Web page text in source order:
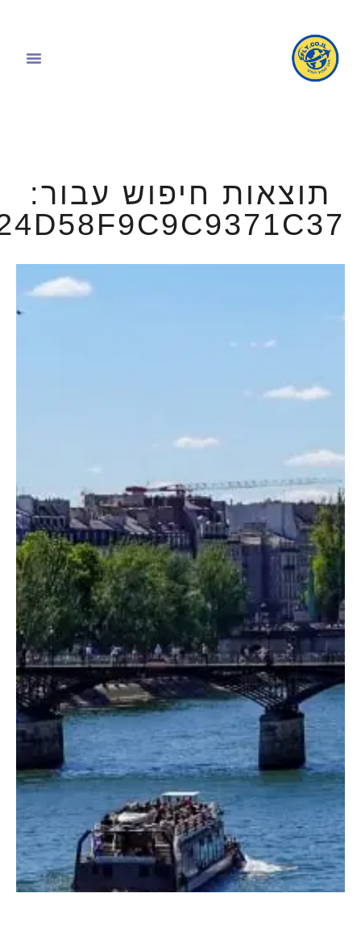
תוצאות חיפוש עבור: